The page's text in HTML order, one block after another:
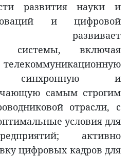
развития науки и
и цифровой
развивает
системы, включая
телекоммуникационную
синхронную и
самым строгим
отрасли, с
условия для
активно
цифровых кадров для